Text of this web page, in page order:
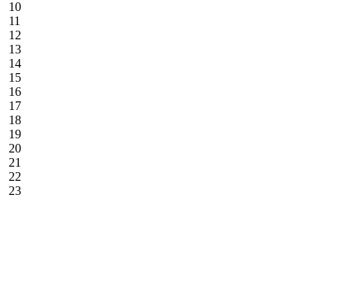
10
11
12
13
14
15
16
17
18
19
20
21
22
23